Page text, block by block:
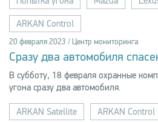
ARKAN Control
20 февраля 2023 / Центр мониторинга
Сразу два автомобиля
В субботу, 18 февраля охранные
угона сразу два автомобиля.
ARKAN Satellite ARKAN Control